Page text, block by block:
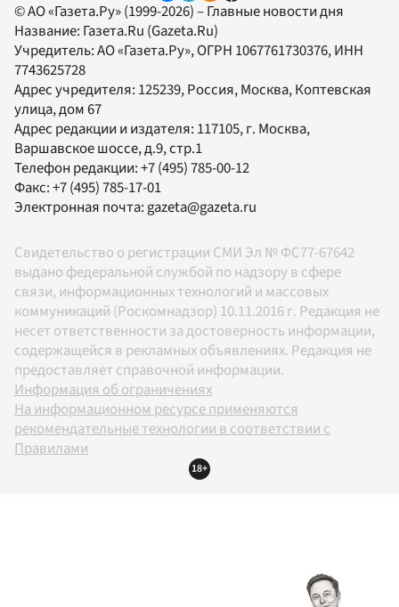
© АО «Газета.Ру» (1999-2026) – Главные новости дня
Название: Газета.Ru (Gazeta.Ru)
Учредитель:АО «Газета.Ру», ОГРН 1067761730376, ИНН
7743625728
Адрес учредителя: 125239, Россия, Москва, Коптевская
улица, дом 67
Адрес редакции и издателя: 117105, г. Москва,
Варшавское шоссе, д.9, стр.1
Телефон редакции:+7 (495) 785-00-12
Факс:+7 (495) 785-17-01
Электронная почта:gazeta@gazeta.ru
Свидетельство о регистрации СМИ Эл № ФС77-67642
выдано федеральной службой по надзору в сфере
связи, информационных технологий и массовых
коммуникаций (Роскомнадзор) 10.11.2016 г. Редакция не
несет ответственности за достоверность информации,
содержащейся в рекламных объявлениях. Редакция не
предоставляет справочной информации.
Информация об ограничениях
На информационном ресурсе применяются
рекомендательные технологии в соответствии с
Правилами
18+